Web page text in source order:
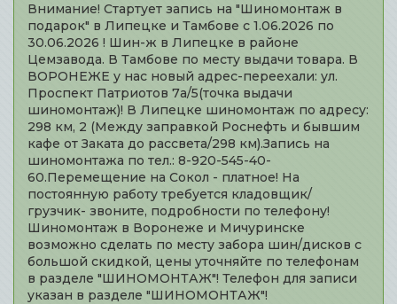
Внимание! Стартует запись на "Шиномонтаж в
подарок" в Липецке и Тамбове с 1.06.2026 по
30.06.2026 ! Шин-ж в Липецке в районе
Цемзавода. В Тамбове по месту выдачи товара. В
ВОРОНЕЖЕ у нас новый адрес-переехали: ул.
Проспект Патриотов 7а/5(точка выдачи
шиномонтаж)! В Липецке шиномонтаж по адресу:
298 км, 2 (Между заправкой Роснефть и бывшим
кафе от Заката до рассвета/298 км).Запись на
шиномонтажа по тел.: 8-920-545-40-
60.Перемещение на Сокол - платное! На
постоянную работу требуется кладовщик/
грузчик- звоните, подробности по телефону!
Шиномонтаж в Воронеже и Мичуринске
возможно сделать по месту забора шин/дисков с
большой скидкой, цены уточняйте по телефонам
в разделе "ШИНОМОНТАЖ"! Телефон для записи
указан в разделе "ШИНОМОНТАЖ"!